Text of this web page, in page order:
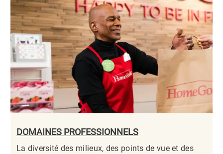
DOMAINES PROFESSIONNELS
La diversité des milieux, des points de vue et des